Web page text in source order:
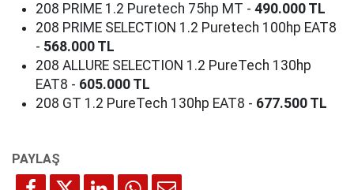
208 PRIME 1.2 Puretech 75hp MT - 490.000 TL
208 PRIME SELECTION 1.2 Puretech 100hp EAT8
- 568.000 TL
208 ALLURE SELECTION 1.2 PureTech 130hp
EAT8 - 605.000 TL
208 GT 1.2 PureTech 130hp EAT8 - 677.500 TL